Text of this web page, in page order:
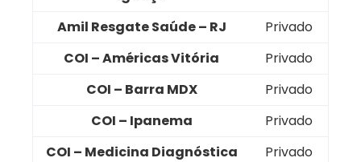
Amil Resgate Saúde – RJ
Privado
COI – Américas Vitória
Privado
COI – Barra MDX
Privado
COI – Ipanema
Privado
COI – Medicina Diagnóstica
Privado